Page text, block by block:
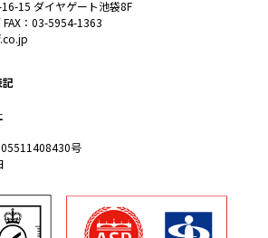
15 ダイヤゲート池袋8F
：03-5954-1363
記
号